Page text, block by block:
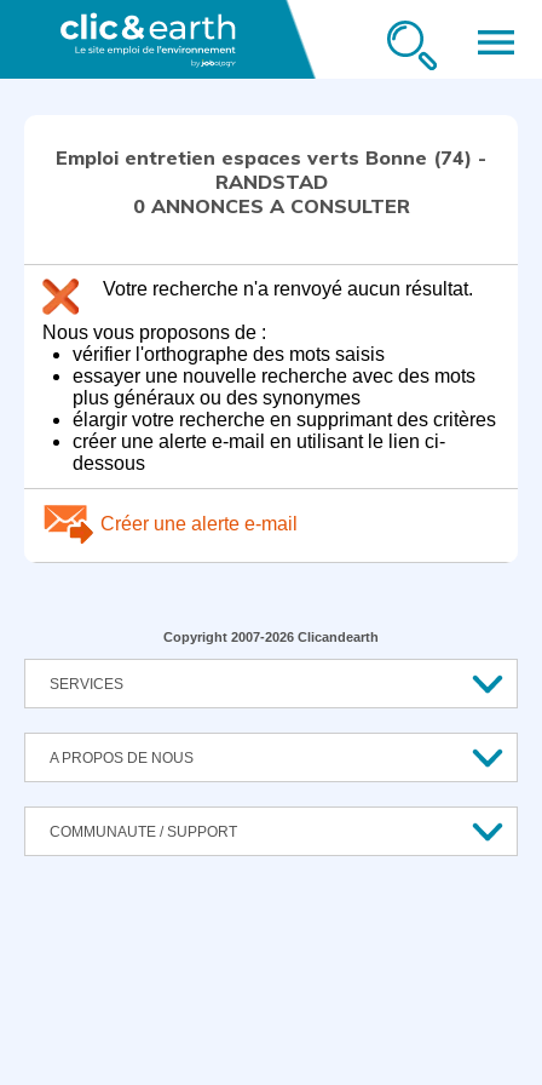
menu
Emploi entretien espaces verts Bonne (74) -
RANDSTAD
0 ANNONCES A CONSULTER
Votre recherche n'a renvoyé aucun résultat.
Nous vous proposons de :
vérifier l'orthographe des mots saisis
essayer une nouvelle recherche avec des mots
plus généraux ou des synonymes
élargir votre recherche en supprimant des critères
créer une alerte e-mail en utilisant le lien ci-
dessous
Créer une alerte e-mail
Copyright 2007-2026 Clicandearth
SERVICES
A PROPOS DE NOUS
COMMUNAUTE / SUPPORT